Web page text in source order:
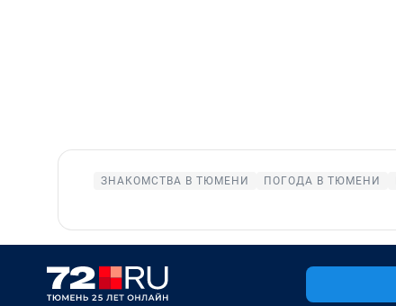
ЗНАКОМСТВА В ТЮМЕНИ ПОГОДА В ТЮМЕНИ